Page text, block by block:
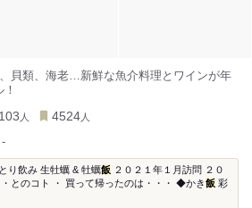
貝類、海老…新鮮な魚介料理とワインが年
103 人 4524 人
-
り飲み 生牡蠣 & 牡蠣飯 ２０２１年１月訪問 ２０
とのコト ・ 買って帰ったのは・・・ ◆かき飯 彩